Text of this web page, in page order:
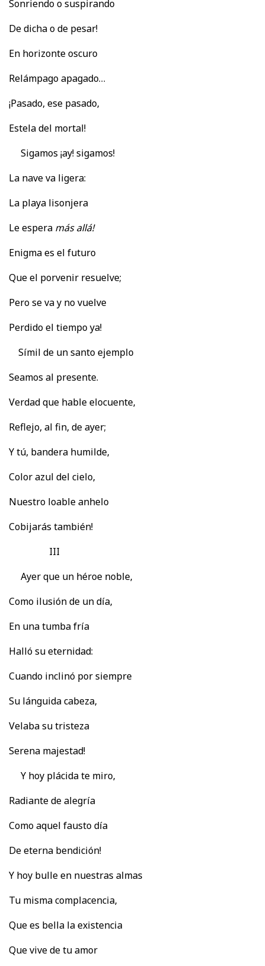
Sonriendo o suspirando
De dicha o de pesar!
En horizonte oscuro
Relámpago apagado…
¡Pasado, ese pasado,
Estela del mortal!
Sigamos ¡ay! sigamos!
La nave va ligera:
La playa lisonjera
Le espera más allá!
Enigma es el futuro
Que el porvenir resuelve;
Pero se va y no vuelve
Perdido el tiempo ya!
Símil de un santo ejemplo
Seamos al presente.
Verdad que hable elocuente,
Reflejo, al fin, de ayer;
Y tú, bandera humilde,
Color azul del cielo,
Nuestro loable anhelo
Cobijarás también!
III
Ayer que un héroe noble,
Como ilusión de un día,
En una tumba fría
Halló su eternidad:
Cuando inclinó por siempre
Su lánguida cabeza,
Velaba su tristeza
Serena majestad!
Y hoy plácida te miro,
Radiante de alegría
Como aquel fausto día
De eterna bendición!
Y hoy bulle en nuestras almas
Tu misma complacencia,
Que es bella la existencia
Que vive de tu amor